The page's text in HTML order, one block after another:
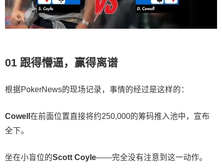
01 跟得懵逼，赢得离谱
根据PokerNews的现场记录，事情的经过是这样的：
Cowell 在前面位置直接将约250,000的筹码推入池中，宣布
全下。
坐在小盲位的Scott Coyle——完全没有注意到这一动作。